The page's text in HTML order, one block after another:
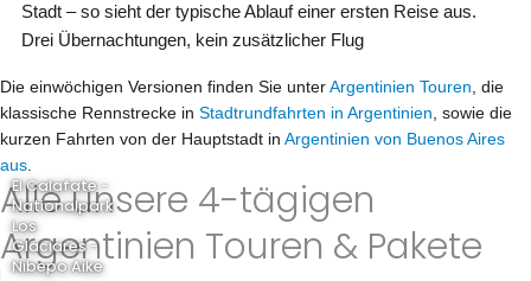
Stadt – so sieht der typische Ablauf einer ersten Reise aus.
Drei Übernachtungen, kein zusätzlicher Flug
Die einwöchigen Versionen finden Sie unterArgentinien Touren , die
klassische Rennstrecke in Stadtrundfahrten in Argentinien , sowie die
kurzen Fahrten von der Hauptstadt in Argentinien von Buenos Aires
aus
Alle unsere 4-tägigen
Argentinien Touren & Pakete
El Calafate -
Nationalpark
Los
Glaciares -
Nibepo Aike